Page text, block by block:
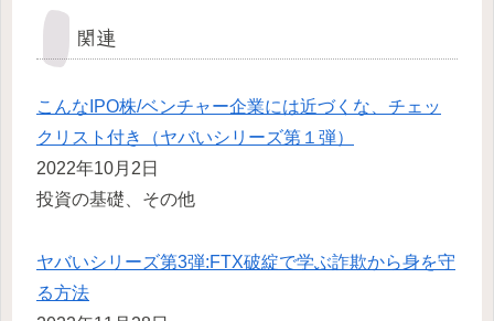
関連
こんなIPO株/ベンチャー企業には近づくな、チェッ
クリスト付き（ヤバいシリーズ第１弾）
2022年10月2日
投資の基礎、その他
ヤバいシリーズ第3弾:FTX破綻で学ぶ詐欺から身を守
る方法